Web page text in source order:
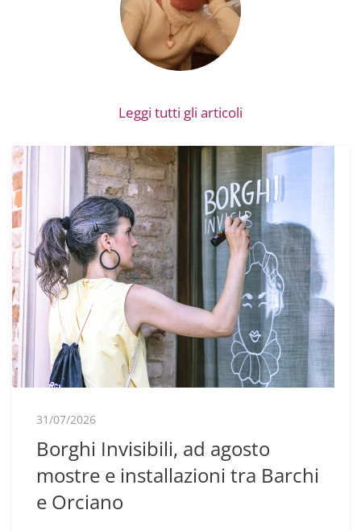
Leggi tutti gli articoli
31/07/2026
Borghi Invisibili, ad agosto
mostre e installazioni tra Barchi
e Orciano